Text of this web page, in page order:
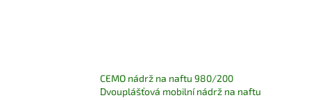
CEMO nádrž na naftu 980/200
Dvouplášťová mobilní nádrž na naftu